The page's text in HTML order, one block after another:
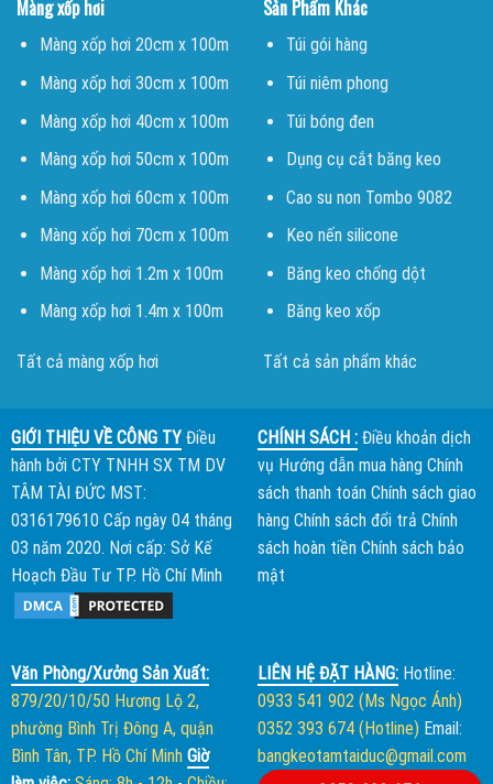
Màng xốp hơi
Màng xốp hơi 20cm x 100m
Màng xốp hơi 30cm x 100m
Màng xốp hơi 40cm x 100m
Màng xốp hơi 50cm x 100m
Màng xốp hơi 60cm x 100m
Màng xốp hơi 70cm x 100m
Màng xốp hơi 1.2m x 100m
Màng xốp hơi 1.4m x 100m
Tất cả màng xốp hơi
Sản Phẩm Khác
Túi gói hàng
Túi niêm phong
Túi bóng đen
Dụng cụ cắt băng keo
Cao su non Tombo 9082
Keo nến silicone
Băng keo chống dột
Băng keo xốp
Tất cả sản phẩm khác
GIỚI THIỆU VỀ CÔNG TYĐiều
hành bởi CTY TNHH SX TM DV
TÂM TÀI ĐỨC MST:
0316179610 Cấp ngày 04 tháng
03 năm 2020. Nơi cấp: Sở Kế
Hoạch Đầu Tư TP. Hồ Chí Minh
CHÍNH SÁCH : Điều khoản dịch
vụ Hướng dẫn mua hàng Chính
sách thanh toán Chính sách giao
hàng Chính sách đổi trả Chính
sách hoàn tiền Chính sách bảo
mật
Văn Phòng/Xưởng Sản Xuất:
879/20/10/50 Hương Lộ 2,
phường Bình Trị Đông A, quận
Bình Tân, TP. Hồ Chí Minh Giờ
LIÊN HỆ ĐẶT HÀNG:Hotline:
0933 541 902 (Ms Ngọc Ánh)
0352 393 674 (Hotline) Email:
bangkeotamtaiduc@gmail.com